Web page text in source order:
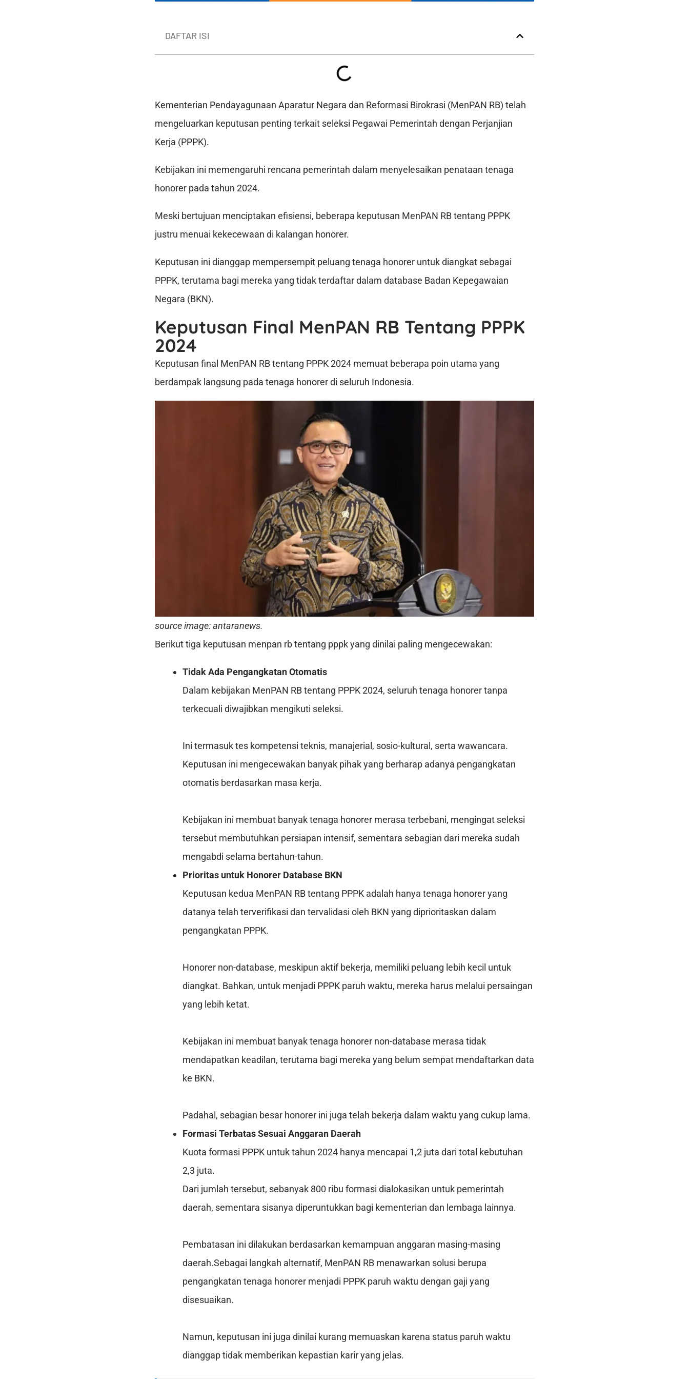
DAFTAR ISI
Kementerian Pendayagunaan Aparatur Negara dan Reformasi Birokrasi (MenPAN RB) telah
mengeluarkan keputusan penting terkait seleksi Pegawai Pemerintah dengan Perjanjian
Kerja (PPPK).
Kebijakan ini memengaruhi rencana pemerintah dalam menyelesaikan penataan tenaga
honorer pada tahun 2024.
Meski bertujuan menciptakan efisiensi, beberapa keputusan MenPAN RB tentang PPPK
justru menuai kekecewaan di kalangan honorer.
Keputusan ini dianggap mempersempit peluang tenaga honorer untuk diangkat sebagai
PPPK, terutama bagi mereka yang tidak terdaftar dalam database Badan Kepegawaian
Negara (BKN).
Keputusan Final MenPAN RB Tentang PPPK
2024
Keputusan final MenPAN RB tentang PPPK 2024 memuat beberapa poin utama yang
berdampak langsung pada tenaga honorer di seluruh Indonesia.
source image: antaranews.
Berikut tiga keputusan menpan rb tentang pppk yang dinilai paling mengecewakan:
Tidak Ada Pengangkatan Otomatis
Dalam kebijakan MenPAN RB tentang PPPK 2024, seluruh tenaga honorer tanpa
terkecuali diwajibkan mengikuti seleksi.
Ini termasuk tes kompetensi teknis, manajerial, sosio-kultural, serta wawancara.
Keputusan ini mengecewakan banyak pihak yang berharap adanya pengangkatan
otomatis berdasarkan masa kerja.
Kebijakan ini membuat banyak tenaga honorer merasa terbebani, mengingat seleksi
tersebut membutuhkan persiapan intensif, sementara sebagian dari mereka sudah
mengabdi selama bertahun-tahun.
Prioritas untuk Honorer Database BKN
Keputusan kedua MenPAN RB tentang PPPK adalah hanya tenaga honorer yang
datanya telah terverifikasi dan tervalidasi oleh BKN yang diprioritaskan dalam
pengangkatan PPPK.
Honorer non-database, meskipun aktif bekerja, memiliki peluang lebih kecil untuk
diangkat. Bahkan, untuk menjadi PPPK paruh waktu, mereka harus melalui persaingan
yang lebih ketat.
Kebijakan ini membuat banyak tenaga honorer non-database merasa tidak
mendapatkan keadilan, terutama bagi mereka yang belum sempat mendaftarkan data
ke BKN.
Padahal, sebagian besar honorer ini juga telah bekerja dalam waktu yang cukup lama.
Formasi Terbatas Sesuai Anggaran Daerah
Kuota formasi PPPK untuk tahun 2024 hanya mencapai 1,2 juta dari total kebutuhan
2,3 juta.
Dari jumlah tersebut, sebanyak 800 ribu formasi dialokasikan untuk pemerintah
daerah, sementara sisanya diperuntukkan bagi kementerian dan lembaga lainnya.
Pembatasan ini dilakukan berdasarkan kemampuan anggaran masing-masing
daerah.Sebagai langkah alternatif, MenPAN RB menawarkan solusi berupa
pengangkatan tenaga honorer menjadi PPPK paruh waktu dengan gaji yang
disesuaikan.
Namun, keputusan ini juga dinilai kurang memuaskan karena status paruh waktu
dianggap tidak memberikan kepastian karir yang jelas.